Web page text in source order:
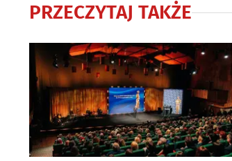
PRZECZYTAJ TAKŻE